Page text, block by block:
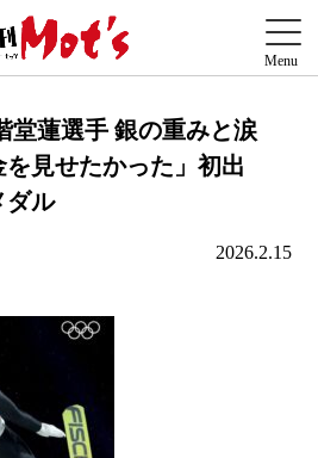
堂蓮選手 銀の重みと涙
見せたかった」初出
ダル
2026.2.15